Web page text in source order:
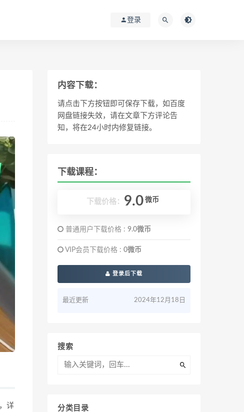
登录
详
内容下载：
请点击下方按钮即可保存下载，如百度
网盘链接失效，请在文章下方评论告
知，将在24小时内修复链接。
下载课程：
下载价格： 9.0 微币
普通用户下载价格 : 9.0微币
VIP会员下载价格 : 0微币
登录后下载
最近更新 2024年12月18日
搜索
分类目录